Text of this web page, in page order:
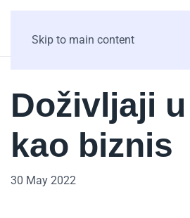
Skip to main content
Doživljaji
kao biznis
30 May 2022